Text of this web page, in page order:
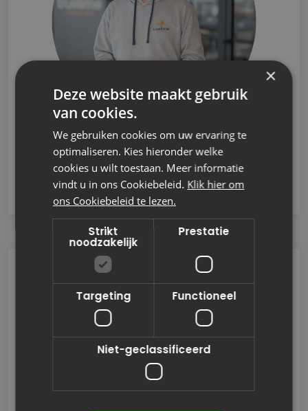
Rodger
×
Deze website maakt gebruik
van cookies.
We gebruiken cookies om uw ervaring te
optimaliseren. Kies hieronder welke
cookies u wilt toestaan. Meer informatie
vindt u in ons Cookiebeleid. Klik hier om
ons Cookiebeleid te lezen.
Strikt
noodzakelijk
Prestatie
Targeting Functioneel
Niet-geclassificeerd